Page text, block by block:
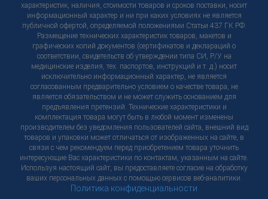
характеристик, наличия, стоимости товаров и сроков поставки, носит
информационный характер и ни при каких условиях не является
публичной офертой, определяемой положениями Статьи 437 ГК РФ.
Размещение технических характеристик товаров, макетов и
графических копий документов (сертификатов и деклараций о
соответствии, свидетельств об утверждении типа СИ, Р/У на
медицинские изделия, тех. паспортов, инструкций и т. д.) носит
исключительно информационный характер, не является
согласованным предварительно условием о качестве товара, не
является обязательством и не может служить основанием для
предъявления претензий. Технические характеристики и
комплектация товара могут быть в любой момент изменены
производителем без уведомления пользователей сайта, внешний вид
товаров и упаковки может отличаться от изображенных на сайте, в
связи с чем рекомендуем перед приобретением товара уточнить
интересующие Вас характеристики по контактам, указанным на сайте.
Используя настоящий сайт, вы предоставляете согласие на обработку
ваших персональных данных с помощью сервисов веб-аналитики.
Политика конфиденциальности